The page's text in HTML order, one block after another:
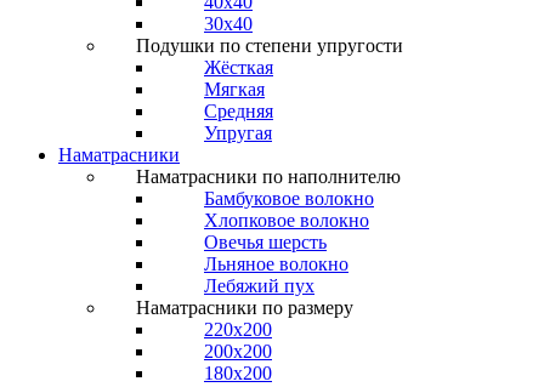
30x40
Подушки по степени упругости
Жёсткая
Мягкая
Средняя
Упругая
Наматрасники
Наматрасники по наполнителю
Бамбуковое волокно
Хлопковое волокно
Овечья шерсть
Льняное волокно
Лебяжий пух
Наматрасники по размеру
220x200
200x200
180x200